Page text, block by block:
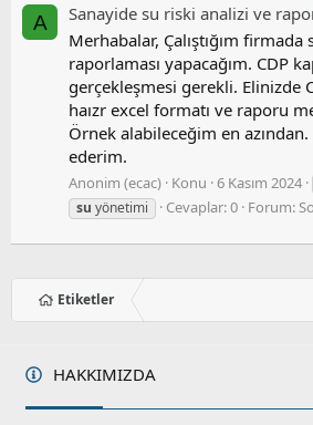
A
Sanayide su riski analizi ve
Merhabalar, Çalıştığım
raporlaması yapacağım. CDP
gerçekleşmesi gerekli. Elinizde
haızr excel formatı ve raporu
Örnek alabileceğim en
ederim.
Anonim (ecac) Konu 6 Kasım 2024
su yönetimi Cevaplar: 0 Forum:
Etiketler
HAKKIMIZDA